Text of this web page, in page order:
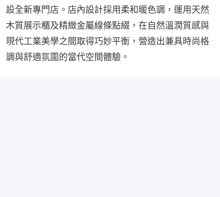
設全新專門店。店內設計採用柔和暖色調，運用天然
木質展示櫃及精緻金屬線條點綴，在自然溫潤質感與
現代工業美學之間取得巧妙平衡，營造出兼具時尚格
調與舒適氛圍的當代空間體驗。